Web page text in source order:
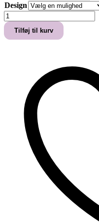
Design
JOHNNY
MADSEN
plakater
antal
Tilføj til kurv